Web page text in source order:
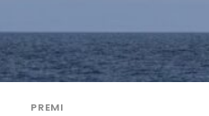
PREMI